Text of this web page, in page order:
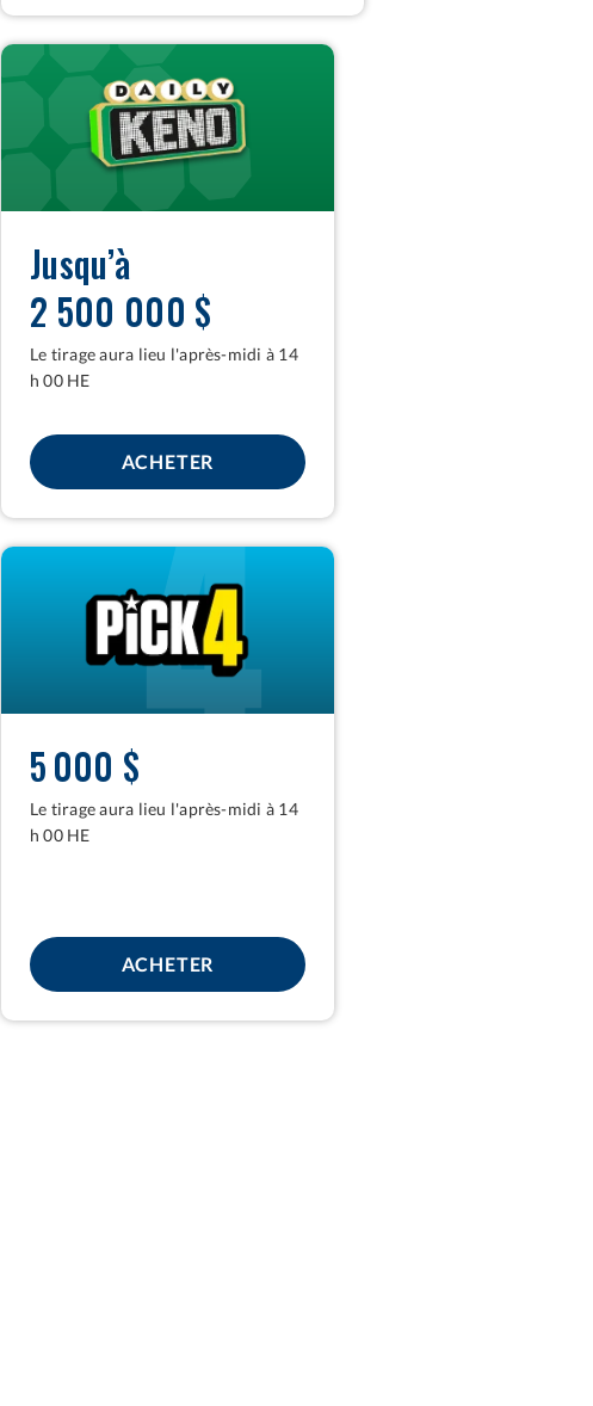
DAILY
Jusqu’à
2 500 000 $
Le tirage aura lieu l'après-midi à 14
h 00 HE
ACHETER POUR DAILY KENO
5 000 $
Le tirage aura lieu l'après-midi à 14
h 00 HE
ACHETER POUR PICK 4